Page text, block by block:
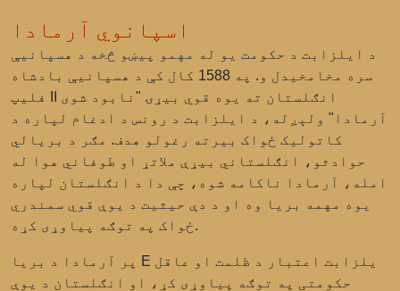
اسپانوي آرمادا
د ایلزابت د حکومت یو له مهمو پیښو څخه د هسپانیې
سره مخامخیدل و. په 1588 کال کې د هسپانیې بادشاه
فلیپ II انګلستان ته یوه قوي بیړۍ "نابود شوی
آرمادا" ولېږله، د ایلزابت د رونس د ادغام لپاره د
کاتولیک ځواک بیرته رغولو هدف. مګر د بریالي
حوادثو، انګلستاني بیړې ملاتړ او طوفاني هوا له
امله، آرمادا ناکامه شوه، چې دا د انګلستان لپاره
یوه مهمه بریا وه او د دې حیثیت د یوې قوي سمندري
ځواک په توګه پیاوړی کړه.
پر آرمادا د بریا E یلزابت اعتبار د ظلمت او عاقل
حکومتی په توګه پیاوړی کړ، او انګلستان د یوې